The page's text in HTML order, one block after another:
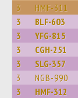
3 HMF-311
3 BLF-603
3 YFG-815
3 CGH-251
3 SLG-357
3 NGB-990
3 HMF-312